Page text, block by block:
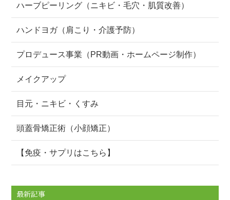
ハーブピーリング（ニキビ・毛穴・肌質改善）
ハンドヨガ（肩こり・介護予防）
プロデュース事業（PR動画・ホームページ制作）
メイクアップ
目元・ニキビ・くすみ
頭蓋骨矯正術（小顔矯正）
【免疫・サプリはこちら】
最新記事